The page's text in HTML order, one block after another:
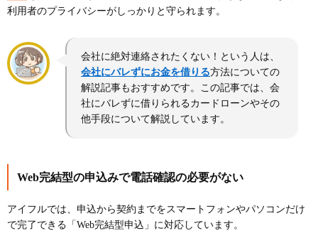
利用者のプライバシーがしっかりと守られます。
会社に絶対連絡されたくない！という人は、
会社にバレずにお金を借りる方法についての
解説記事もおすすめです。この記事では、会
社にバレずに借りられるカードローンやその
他手段について解説しています。
Web完結型の申込みで電話確認の必要がない
アイフルでは、申込から契約までをスマートフォンやパソコンだけ
で完了できる「Web完結型申込」に対応しています。